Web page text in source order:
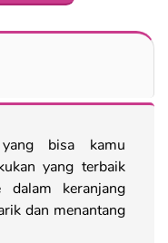
bisa kamu
yang terbaik
keranjang
dan menantang